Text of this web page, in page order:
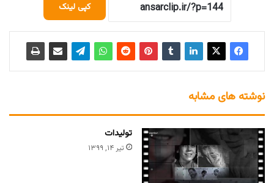
کپی لینک
نوشته های مشابه
تولیدات
تیر ۱۴, ۱۳۹۹